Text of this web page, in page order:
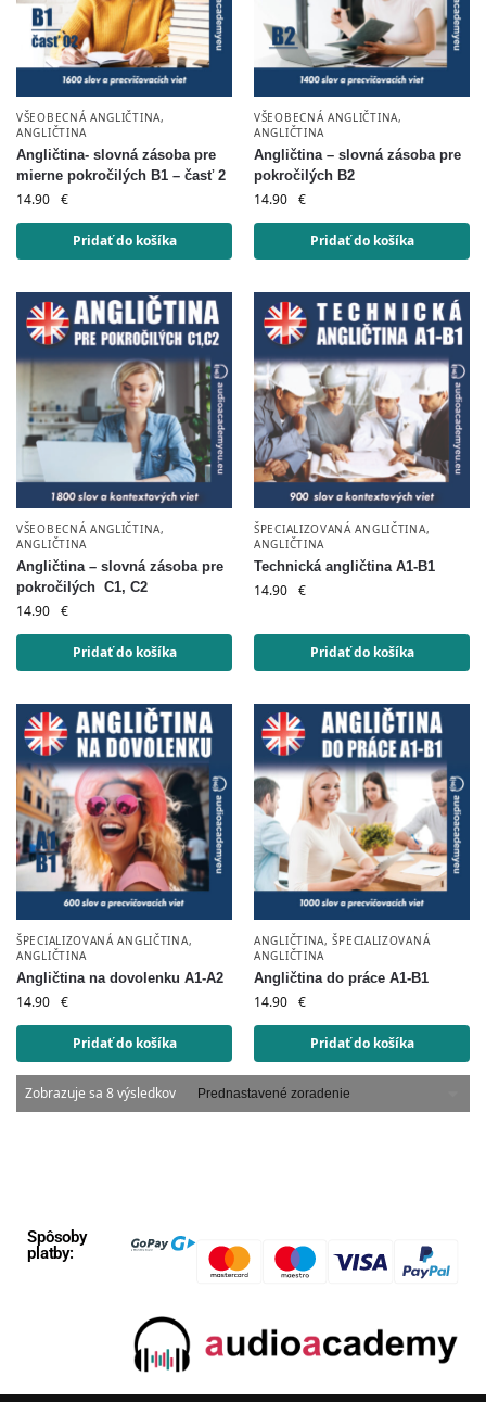
VŠEOBECNÁ ANGLIČTINA,
ANGLIČTINA
Angličtina- slovná zásoba pre
mierne pokročilých B1 – časť 2
14.90 €
Pridať do košíka
VŠEOBECNÁ ANGLIČTINA,
ANGLIČTINA
Angličtina – slovná zásoba pre
pokročilých B2
14.90 €
Pridať do košíka
VŠEOBECNÁ ANGLIČTINA,
ANGLIČTINA
Angličtina – slovná zásoba pre
pokročilých C1, C2
14.90 €
Pridať do košíka
ŠPECIALIZOVANÁ ANGLIČTINA,
ANGLIČTINA
Technická angličtina A1-B1
14.90 €
Pridať do košíka
ŠPECIALIZOVANÁ ANGLIČTINA,
ANGLIČTINA
Angličtina na dovolenku A1-A2
14.90 €
Pridať do košíka
ANGLIČTINA,ŠPECIALIZOVANÁ
ANGLIČTINA
Angličtina do práce A1-B1
14.90 €
Pridať do košíka
Zobrazuje sa 8 výsledkov
Spôsoby
platby: